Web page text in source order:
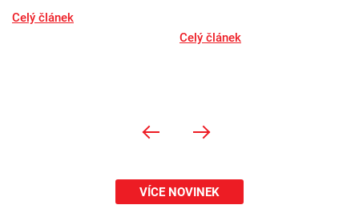
Celý článek
Celý článek
VÍCE NOVINEK